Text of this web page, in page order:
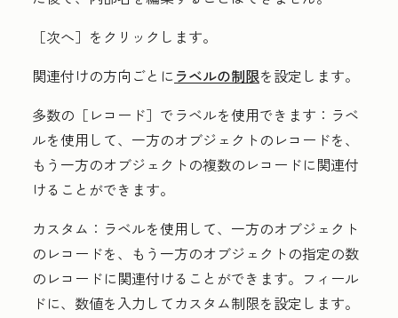
［次へ］をクリックします。
関連付けの方向ごとに ラベルの制限を設定します。
多数の［レコード］でラベルを使用できます ：ラベ
ルを使用して、一方のオブジェクトのレコードを、
もう一方のオブジェクトの複数のレコードに関連付
けることができます。
カスタム ：ラベルを使用して、一方のオブジェクト
のレコードを、もう一方のオブジェクトの指定の数
のレコードに関連付けることができます。フィール
ドに、 数値を入力してカスタム制限を設定します。